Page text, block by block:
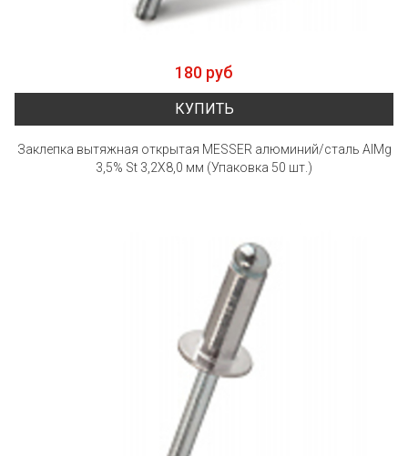
180 руб
КУПИТЬ
Заклепка вытяжная открытая MESSER алюминий/сталь AlMg
3,5% St 3,2X8,0 мм (Упаковка 50 шт.)